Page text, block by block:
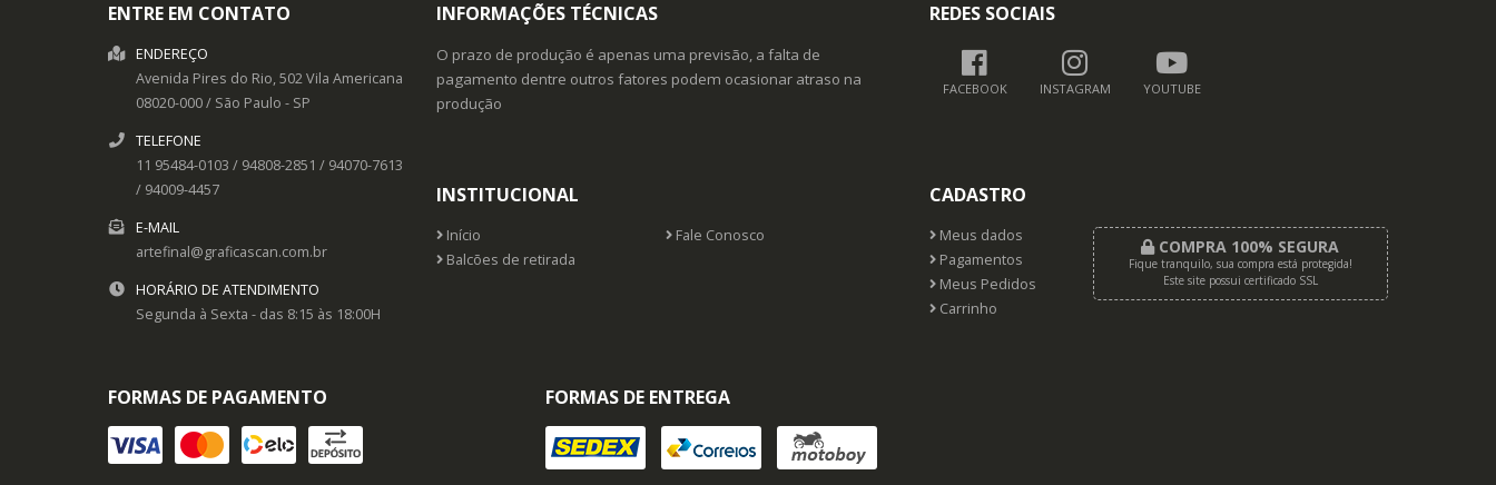
ENTRE EM CONTATO
ENDEREÇO
Avenida Pires do Rio, 502Vila Americana
08020-000/ São Paulo - SP
TELEFONE
11 95484-0103 / 94808-2851 / 94070-7613
/ 94009-4457
E-MAIL
artefinal@graficascan.com.br
HORÁRIO DE ATENDIMENTO
Segunda à Sexta - das 8:15 às 18:00H
INFORMAÇÕES TÉCNICAS
O prazo de produção é apenas uma previsão, a falta de
pagamento dentre outros fatores podem ocasionar atraso na
produção
REDES SOCIAIS
FACEBOOK INSTAGRAM YOUTUBE
INSTITUCIONAL
Início
Fale Conosco
Balcões de retirada
CADASTRO
Meus dados
Pagamentos
Meus Pedidos
Carrinho
COMPRA 100% SEGURA
Fique tranquilo, sua compra está protegida!
Este site possui certificado SSL
FORMAS DE PAGAMENTO FORMAS DE ENTREGA